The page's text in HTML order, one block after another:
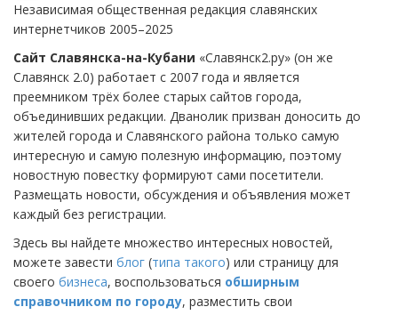
Независимая общественная редакция славянских
интернетчиков 2005–2025
Сайт Славянска-на-Кубани «Славянск2.ру» (он же
Славянск 2.0) работает с 2007 года и является
преемником трёх более старых сайтов города,
объединивших редакции. Дванолик призван доносить до
жителей города и Славянского района только самую
интересную и самую полезную информацию, поэтому
новостную повестку формируют сами посетители.
Размещать новости, обсуждения и объявления может
каждый без регистрации.
Здесь вы найдете множество интересных новостей,
можете завести блог (типа такого) или страницу для
своего бизнеса, воспользоваться обширным
справочником по городу, разместить свои